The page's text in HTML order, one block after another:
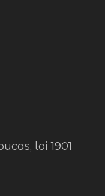
loi 1901